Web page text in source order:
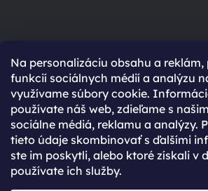
Na personalizáciu obsahu a
funkcií sociálnych médií a analýzu
využívame súbory cookie.
používate náš web, zdieľame s
sociálne médiá, reklamu a analýzy.
tieto údaje skombinovať s ďalšími
ste im poskytli, alebo ktoré získali v
používate ich služby.
Ešte nemáte účet?
Rýchlejší nákup vďaka uloženým
Prehľad o stave objednávky
Kompletná história objednávok
Špeciálne akcie, novinky a zľavy pre